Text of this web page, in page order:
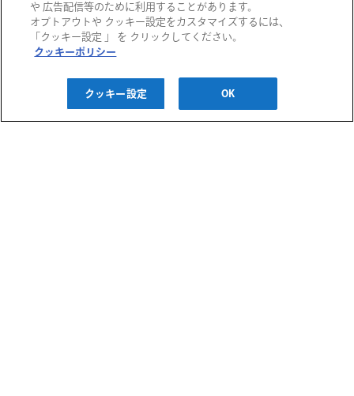
高槻阪急スクエア
《MiMC》2026秋冬メ
イクカウンセリング会
2026/08/22(土)
や 広告配信等のために利用することがあります。
オプトアウトや クッキー設定をカスタマイズするには、
「クッキー設定 」 を クリックしてください。
クッキーポリシー
クッキー設定 OK